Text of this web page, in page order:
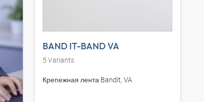
BAND IT-BAND VA
5 Variants
Крепежная лента Bandit, VA